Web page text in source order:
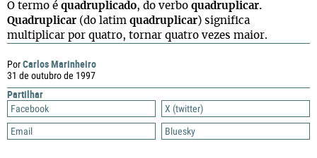
PorCarlos Marinheiro
31 de outubro de 1997
Partilhar
Facebook
X (twitter)
Email
Bluesky
O termo é quadruplicado, do verbo quadruplicar.
Quadruplicar (do latim quadruplicar) significa
multiplicar por quatro, tornar quatro vezes maior.